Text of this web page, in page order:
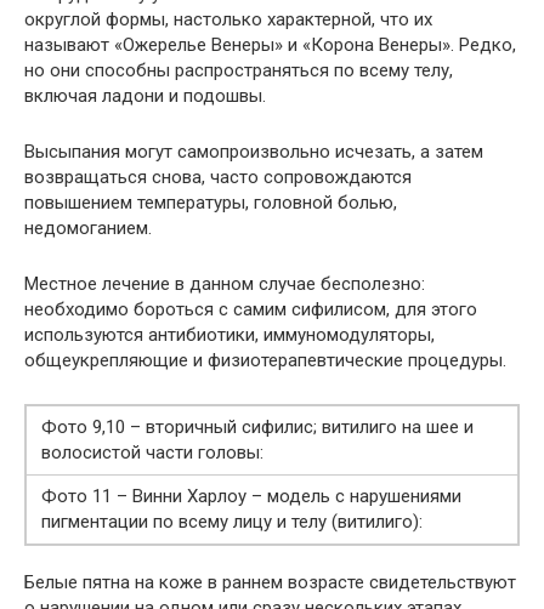
округлой формы, настолько характерной, что их
называют «Ожерелье Венеры» и «Корона Венеры». Редко,
но они способны распространяться по всему телу,
включая ладони и подошвы.
Высыпания могут самопроизвольно исчезать, а затем
возвращаться снова, часто сопровождаются
повышением температуры, головной болью,
недомоганием.
Местное лечение в данном случае бесполезно:
необходимо бороться с самим сифилисом, для этого
используются антибиотики, иммуномодуляторы,
общеукрепляющие и физиотерапевтические процедуры.
Фото 9,10 – вторичный сифилис; витилиго на шее и
волосистой части головы:
Фото 11 – Винни Харлоу – модель с нарушениями
пигментации по всему лицу и телу (витилиго):
Белые пятна на коже в раннем возрасте свидетельствуют